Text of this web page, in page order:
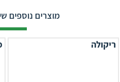
מוצרים נוספים
ריקולה